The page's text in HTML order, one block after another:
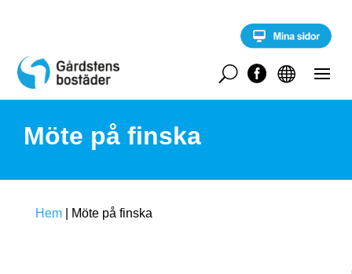
c
n


U
Möte på finska
Hem Möte på finska